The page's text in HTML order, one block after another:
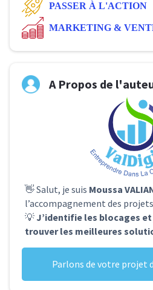
PASSER À L'ACTION
MARKETING &
A Propos de
👋 Salut, je suis Moussa
l’accompagnement des
💡 J’identifie les blocages et
trouver les meilleures
Parlons de votre projet